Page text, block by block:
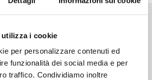
i cookie
per personalizzare contenuti ed
funzionalità dei social media e per
traffico. Condividiamo inoltre
della serie